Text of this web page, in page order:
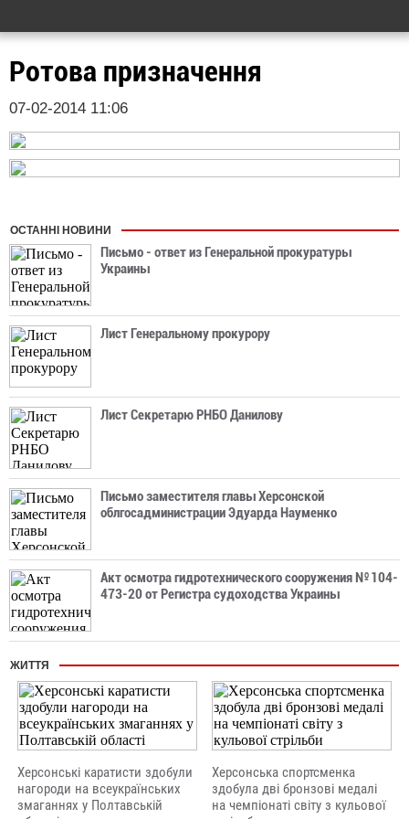
Ротова призначення
07-02-2014 11:06
ОСТАННІ НОВИНИ
Письмо - ответ из Генеральной прокуратуры
Украины
Лист Генеральному прокурору
Лист Секретарю РНБО Данилову
Письмо заместителя главы Херсонской
облгосадминистрации Эдуарда Науменко
Акт осмотра гидротехнического сооружения № 104-
473-20 от Регистра судоходства Украины
ЖИТТЯ
Херсонські каратисти здобули
нагороди на всеукраїнських
змаганнях у Полтавській
Херсонська спортсменка
здобула дві бронзові медалі
на чемпіонаті світу з кульової